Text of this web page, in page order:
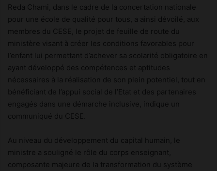
Reda Chami, dans le cadre de la concertation nationale
pour une école de qualité pour tous, a ainsi dévoilé, aux
membres du CESE, le projet de feuille de route du
ministère visant à créer les conditions favorables pour
l’enfant lui permettant d’achever sa scolarité obligatoire en
ayant développé des compétences et aptitudes
nécessaires à la réalisation de son plein potentiel, tout en
bénéficiant de l’appui social de l’Etat et des partenaires
engagés dans une démarche inclusive, indique un
communiqué du CESE.
Au niveau du développement du capital humain, le
ministre a souligné le rôle du corps enseignant,
composante majeure de la transformation du système